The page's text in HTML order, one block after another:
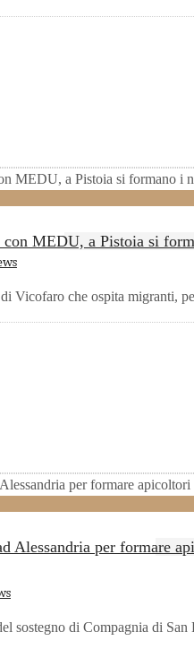
con MEDU, a Pistoia si
Vicofaro che ospita migranti,
Alessandria per formare
sostegno di Compagnia di